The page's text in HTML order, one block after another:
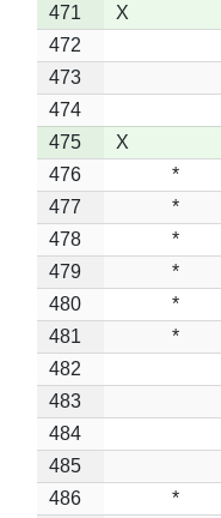
471
X
472
473
474
475
X
476
*
477
*
478
*
479
*
480
*
481
*
482
483
484
485
486
*